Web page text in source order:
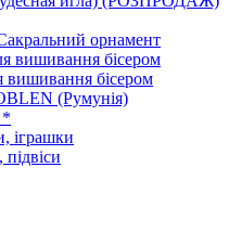
орнамент
вишивання бісером
вишивання бісером
(Румунія)
іграшки